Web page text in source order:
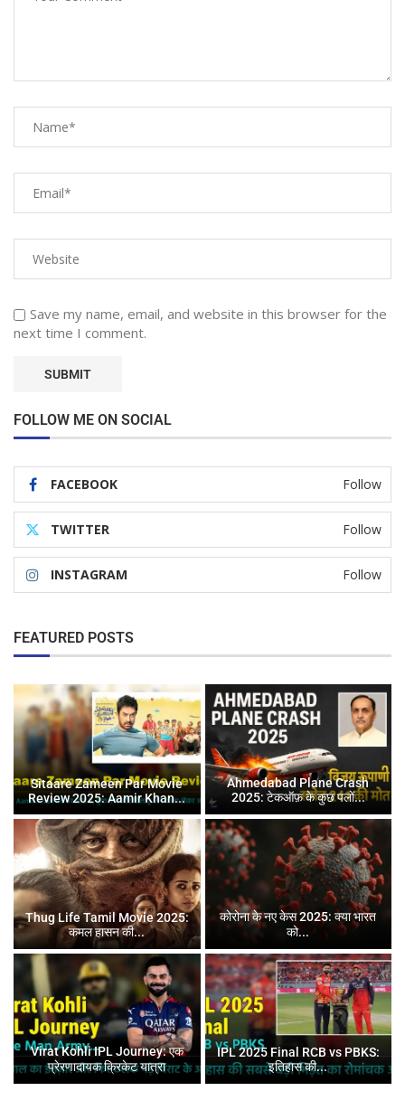
Save my name, email, and website in this browser for the
next time I comment.
FOLLOW ME ON SOCIAL
FACEBOOK Follow
TWITTER Follow
INSTAGRAM Follow
FEATURED POSTS
Sitaare Zameen Par Movie
Review 2025: Aamir Khan...
Ahmedabad Plane Crash
2025: टेकऑफ़ के कुछ पलों...
Thug Life Tamil Movie 2025:
कमल हासन की...
कोरोना के नए केस 2025: क्या भारत
को...
Virat Kohli IPL Journey: एक
प्रेरणादायक क्रिकेट यात्रा
IPL 2025 Final RCB vs PBKS:
इतिहास की...